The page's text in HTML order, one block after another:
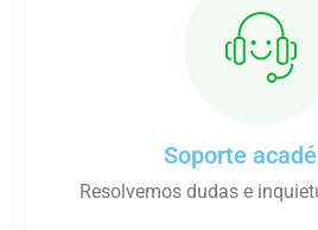
Soporte
Resolvemos dudas e